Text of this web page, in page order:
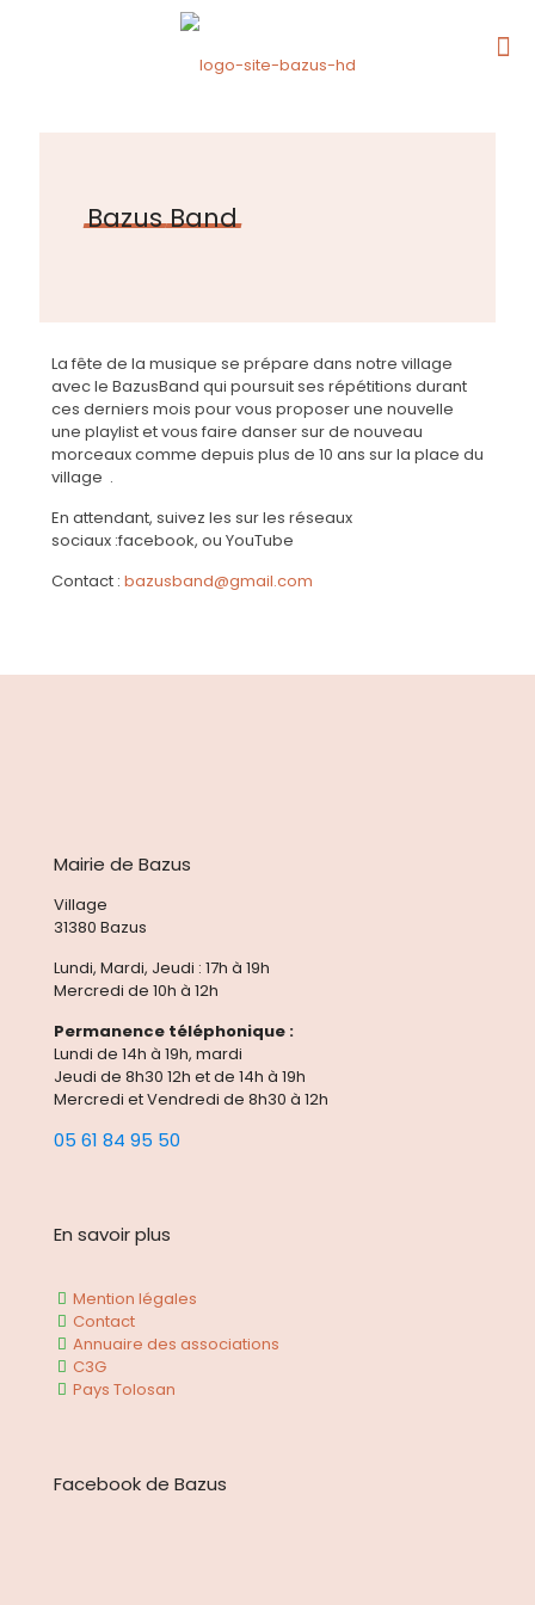
Bazus Band
La fête de la musique se prépare dans notre village
avec le BazusBand qui poursuit ses répétitions durant
ces derniers mois pour vous proposer une nouvelle
une playlist et vous faire danser sur de nouveau
morceaux comme depuis plus de 10 ans sur la place du
village .
En attendant, suivez les sur les réseaux
sociaux :facebook, ou YouTube
Contact : bazusband@gmail.com
Mairie de Bazus
Village
31380 Bazus
Lundi, Mardi, Jeudi : 17h à 19h
Mercredi de 10h à 12h
Permanence téléphonique :
Lundi de 14h à 19h, mardi
Jeudi de 8h30 12h et de 14h à 19h
Mercredi et Vendredi de 8h30 à 12h
05 61 84 95 50
En savoir plus
Mention légales
Contact
Annuaire des associations
C3G
Pays Tolosan
Facebook de Bazus